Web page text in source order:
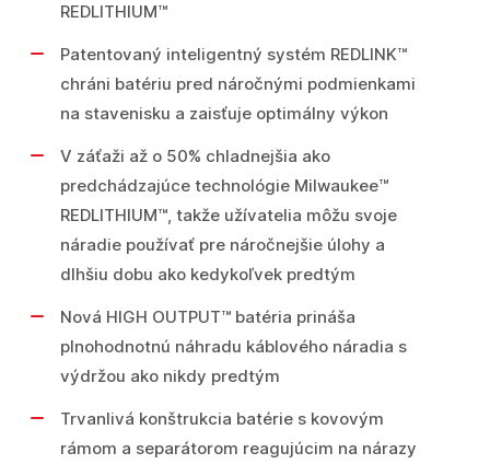
REDLITHIUM™
Patentovaný inteligentný systém REDLINK™
chráni batériu pred náročnými podmienkami
na stavenisku a zaisťuje optimálny výkon
V záťaži až o 50% chladnejšia ako
predchádzajúce technológie Milwaukee™
REDLITHIUM™, takže užívatelia môžu svoje
náradie používať pre náročnejšie úlohy a
dlhšiu dobu ako kedykoľvek predtým
Nová HIGH OUTPUT™ batéria prináša
plnohodnotnú náhradu káblového náradia s
výdržou ako nikdy predtým
Trvanlivá konštrukcia batérie s kovovým
rámom a separátorom reagujúcim na nárazy